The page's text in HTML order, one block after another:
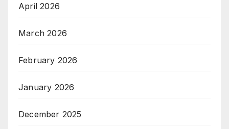
April 2026
March 2026
February 2026
January 2026
December 2025